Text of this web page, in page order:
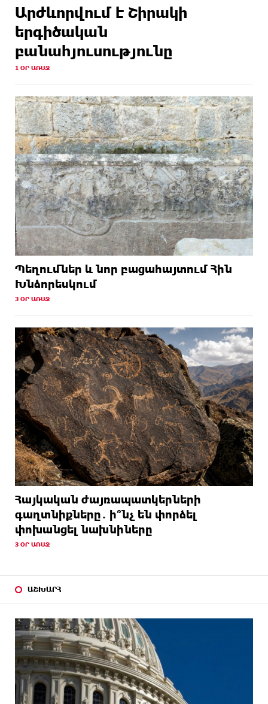
Արժևորվում է Շիրակի
երգիծական
բանահյուսությունը
1 ՕՐ ԱՌԱՋ
Պեղումներ և նոր բացահայտում Հին
Խնձորեսկում
3 ՕՐ ԱՌԱՋ
Հայկական ժայռապատկերների
գաղտնիքները․ ի՞նչ են փորձել
փոխանցել նախնիները
3 ՕՐ ԱՌԱՋ
ԱՇԽԱՐՀ